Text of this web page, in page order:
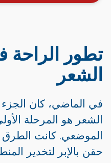
تطور الراحة
الشعر
في الماضي، كان الجزء
الشعر هو المرحلة
الموضعي. كانت الطرق
حقن بالإبر لتخدير